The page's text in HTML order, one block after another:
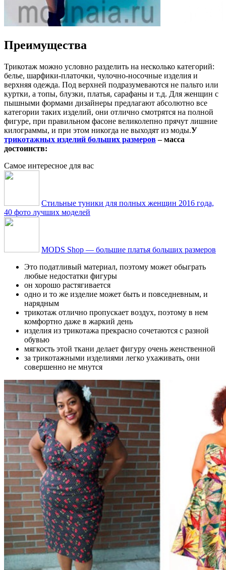
Преимущества
Трикотаж можно условно разделить на несколько категорий:
белье, шарфики-платочки, чулочно-носочные изделия и
верхняя одежда. Под верхней подразумеваются не пальто или
куртки, а топы, блузки, платья, сарафаны и т.д. Для женщин c
пышными формами дизайнеры предлагают абсолютно все
категории таких изделий, они отлично смотрятся на полной
фигуре, при правильном фасоне великолепно прячут лишние
килограммы, и при этом никогда не выходят из моды.У
трикотажных изделий больших размеров– масса
достоинств:
Самое интересное для вас
Стильные туники для полных женщин 2016 года,
40 фото лучших моделей
MODS Shop — большие платья больших размеров
Это податливый материал, поэтому может обыграть
любые недостатки фигуры
он хорошо растягивается
одно и то же изделие может быть и повседневным, и
нарядным
трикотаж отлично пропускает воздух, поэтому в нем
комфортно даже в жаркий день
изделия из трикотажа прекрасно сочетаются с разной
обувью
мягкость этой ткани делает фигуру очень женственной
за трикотажными изделиями легко ухаживать, они
совершенно не мнутся